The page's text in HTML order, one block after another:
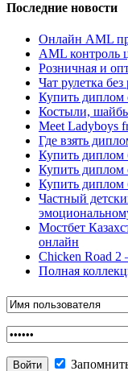
Последние новости
Онлайн AML
AML контроль
Розничная и
Чат рулетка
Купить диплом
Костыли,
Meet Ladyboys
Где взять
Купить диплом
Купить диплом
Купить диплом
Частный
Мостбет
онлайн
Chicken Road
Полная